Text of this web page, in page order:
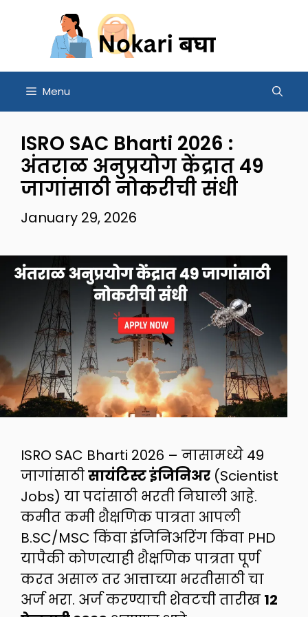
content
Menu
ISRO SAC Bharti 2026 :
अंतराळ अनुप्रयोग केंद्रात 49
जागांसाठी नोकरीची संधी
January 29, 2026
ISRO SAC Bharti 2026 – नासामध्ये 49
जागांसाठीसायंटिस्ट इंजिनिअर (Scientist
Jobs) या पदांसाठी भरती निघाली आहे.
कमीत कमी शैक्षणिक पात्रता आपली
B.SC/MSC किंवा इंजिनिअरिंग किंवा PHD
यापैकी कोणत्याही शैक्षणिक पात्रता पूर्ण
करत असाल तर आत्ताच्या भरतीसाठी चा
अर्ज भरा. अर्ज करण्याची शेवटची तारीख 12